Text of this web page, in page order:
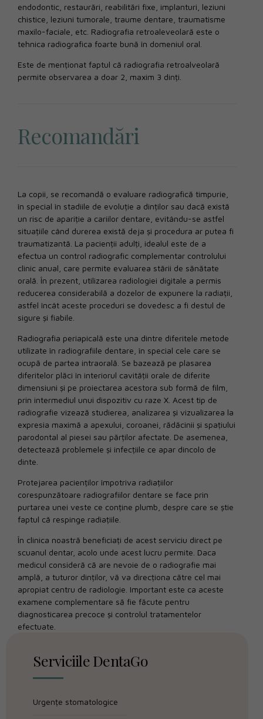
endodontic, restaurări, reabilitări fixe, implanturi, leziuni
chistice, leziuni tumorale, traume dentare, traumatisme
maxilo-faciale, etc. Radiografia retroaleveolară este o
tehnica radiografica foarte bună în domeniul oral.
Este de menționat faptul că radiografia retroalveolară
permite observarea a doar 2, maxim 3 dinți.
Recomandări
La copii, se recomandă o evaluare radiografică timpurie,
în special în stadiile de evoluție a dinților sau dacă există
un risc de apariție a cariilor dentare, evitându-se astfel
situațiile când durerea există deja și procedura ar putea fi
traumatizantă. La pacienții adulți, idealul este de a
efectua un control radiografic complementar controlului
clinic anual, care permite evaluarea stării de sănătate
orală. În prezent, utilizarea radiologiei digitale a permis
reducerea considerabilă a dozelor de expunere la radiații,
astfel încât aceste proceduri se dovedesc a fi destul de
sigure și fiabile.
Radiografia periapicală este una dintre diferitele metode
utilizate în radiografiile dentare, în special cele care se
ocupă de partea intraorală. Se bazează pe plasarea
diferitelor plăci în interiorul cavității orale de diferite
dimensiuni și pe proiectarea acestora sub formă de film,
prin intermediul unui dispozitiv cu raze X. Acest tip de
radiografie vizează studierea, analizarea și vizualizarea la
expresia maximă a apexului, coroanei, rădăcinii și spațiului
parodontal al piesei sau părților afectate. De asemenea,
detectează problemele și infecțiile ce apar dincolo de
dinte.
Protejarea pacienților împotriva radiațiilor
corespunzătoare radiografiilor dentare se face prin
purtarea unei veste ce conține plumb, despre care se știe
faptul că respinge radiațiile.
În clinica noastră beneficiați de acest serviciu direct pe
scuanul dentar, acolo unde acest lucru permite. Daca
medicul consideră că are nevoie de o radiografie mai
amplă, a tuturor dinților, vă va direcționa către cel mai
apropiat centru de radiologie. Important este ca aceste
examene complementare să fie făcute pentru
diagnosticarea precoce și controlul tratamentelor
efectuate.
Serviciile DentaGo
Urgențe stomatologice